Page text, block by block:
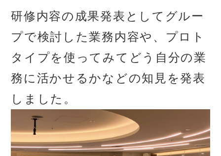
研修内容の成果発表としてグルー
プで検討した業務内容や、プロト
タイプを使ってみてどう自分の業
務に活かせるかなどの知見を発表
しました。